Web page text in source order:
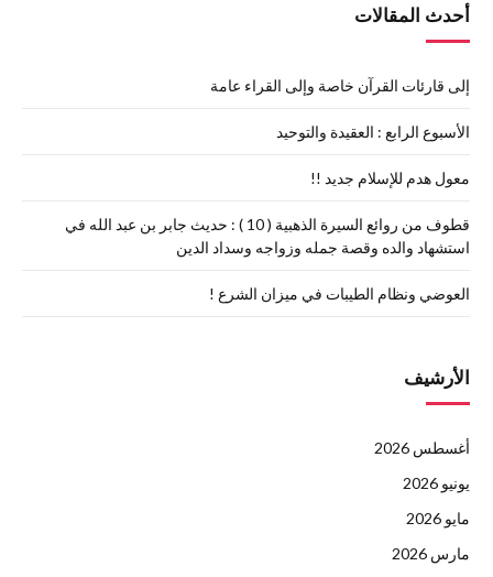
أحدث المقالات
إلى قارئات القرآن خاصة وإلى القراء عامة
الأسبوع الرابع : العقيدة والتوحيد
معول هدم للإسلام جديد !!
قطوف من روائع السيرة الذهبية ( 10 ) : حديث جابر بن عبد الله في
استشهاد والده وقصة جمله وزواجه وسداد الدين
العوضي ونظام الطيبات في ميزان الشرع !
الأرشيف
أغسطس 2026
يونيو 2026
مايو 2026
مارس 2026